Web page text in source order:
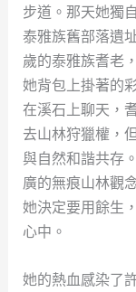
步道。那天她獨
泰雅族舊部落遺
歲的泰雅族耆老
她背包上掛著的
在溪石上聊天，
去山林狩獵權，
與自然和諧共存
廣的無痕山林觀
她決定要用餘生
心中。
她的熱血感染了